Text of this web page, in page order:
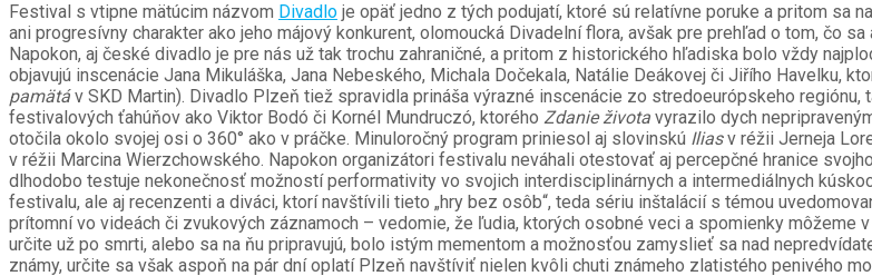
Festival s vtipne mätúcim názvom Divadlo je opäť jedno z tých podujatí, ktoré sú relatívne poruke a pritom sa
ani progresívny charakter ako jeho májový konkurent, olomoucká Divadelní flora, avšak pre prehľad o tom, čo
Napokon, aj české divadlo je pre nás už tak trochu zahraničné, a pritom z historického hľadiska bolo vždy
objavujú inscenácie Jana Mikuláška, Jana Nebeského, Michala Dočekala, Natálie Deákovej či Jiřího Havelku,
pamätáv SKD Martin). Divadlo Plzeň tiež spravidla prináša výrazné inscenácie zo stredoeurópskeho
festivalových ťahúňov ako Viktor Bodó či Kornél Mundruczó, ktorého Zdanie života vyrazilo dych
otočila okolo svojej osi o 360° ako v práčke. Minuloročný program priniesol aj slovinskú Iliasv réžii Jerneja
v réžii Marcina Wierzchowského. Napokon organizátori festivalu neváhali otestovať aj percepčné hranice
dlhodobo testuje nekonečnosť možností performativity vo svojich interdisciplinárnych a intermediálnych
festivalu, ale aj recenzenti a diváci, ktorí navštívili tieto „hry bez osôb“, teda sériu inštalácií s témou
prítomní vo videách či zvukových záznamoch – vedomie, že ľudia, ktorých osobné veci a spomienky
určite už po smrti, alebo sa na ňu pripravujú, bolo istým mementom a možnosťou zamyslieť sa nad
známy, určite sa však aspoň na pár dní oplatí Plzeň navštíviť nielen kvôli chuti známeho zlatistého penivého